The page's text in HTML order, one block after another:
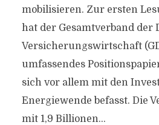
mobilisieren. Zur ersten
hat der Gesamtverband der
Versicherungswirtschaft
umfassendes
sich vor allem mit den
Energiewende befasst. Die
mit 1,9 Billionen...